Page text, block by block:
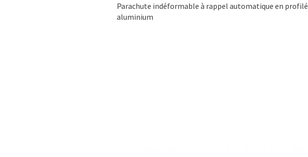
Parachute indéformable à rappel automatique en profilé
aluminium